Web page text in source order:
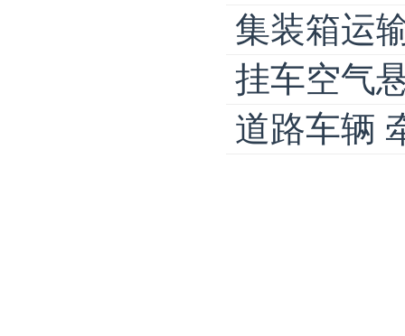
集装箱运
挂车空气
道路车辆